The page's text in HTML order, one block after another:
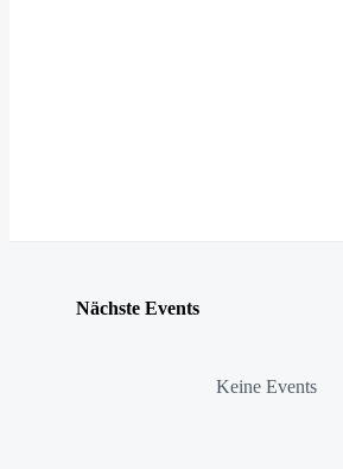
Nächste Events
Keine Events